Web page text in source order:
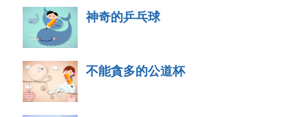
神奇的乒乓球
不能貪多的公道杯